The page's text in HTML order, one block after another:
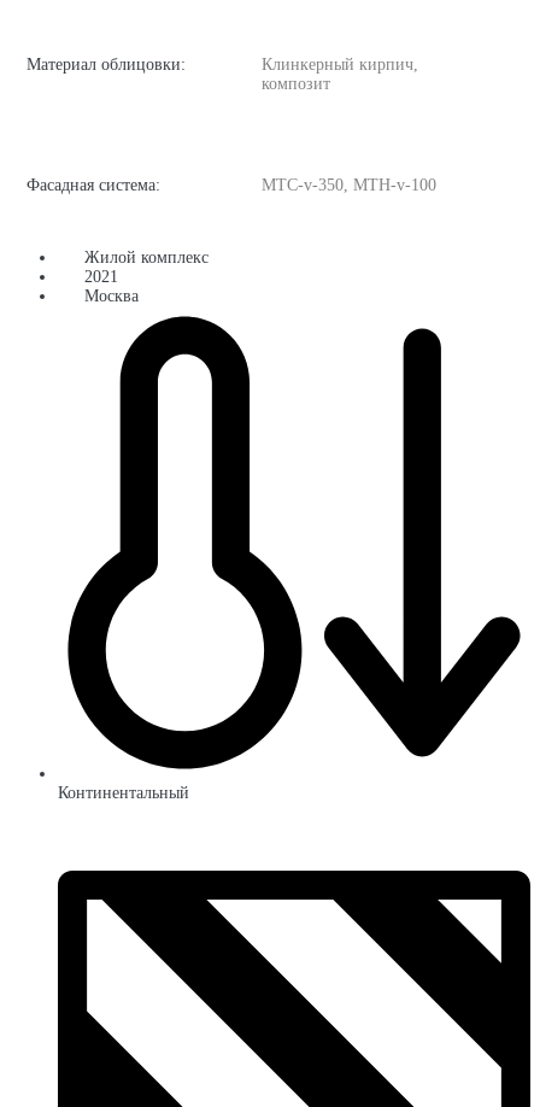
Материал облицовки:
Клинкерный кирпич,
композит
Фасадная система: MТС-v-350, MTH-v-100
Жилой комплекс
2021
Москва
Континентальный